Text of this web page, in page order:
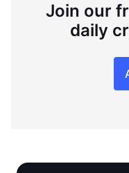
Join our
daily